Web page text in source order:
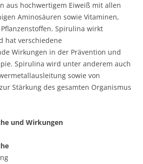
aus hochwertigem Eiweiß mit allen
Aminosäuren sowie Vitaminen,
Spirulina wirkt
hat verschiedene
Wirkungen in der Prävention und
Spirulina wird unter anderem auch
sowie von
Stärkung des gesamten Organismus
und Wirkungen